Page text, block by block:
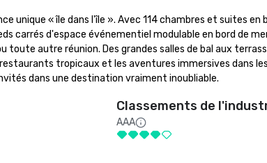
unique « île dans l'île ». Avec 114 chambres et suites en
carrés d'espace événementiel modulable en bord de
autre réunion. Des grandes salles de bal aux
tropicaux et les aventures immersives dans
dans une destination vraiment inoubliable.
Classements de
AAA